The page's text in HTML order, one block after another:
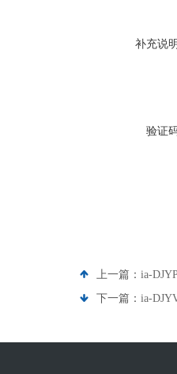
补充说
验证
上一篇： ia-
下一篇： ia-